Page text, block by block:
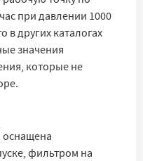
при давлении 1000
в других каталогах
значения
которые не
оснащена
фильтром на